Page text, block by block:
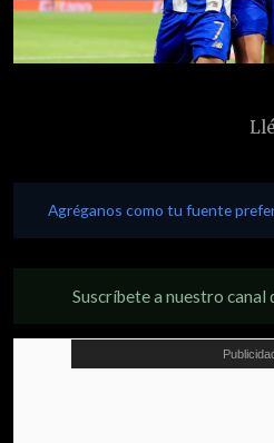
Agréganos como tu fuente
Suscríbete a nuestro canal